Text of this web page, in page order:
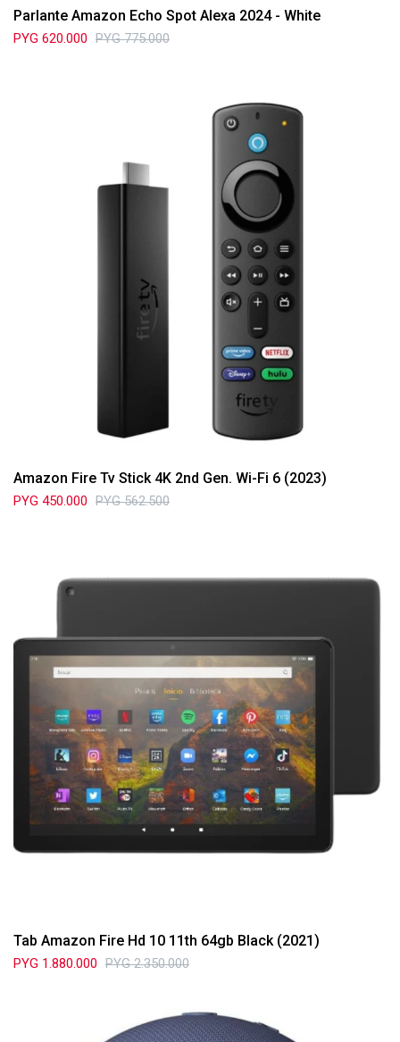
Parlante Amazon Echo Spot Alexa 2024 - White
PYG 620.000 PYG 775.000
Amazon Fire Tv Stick 4K 2nd Gen. Wi-Fi 6 (2023)
PYG 450.000 PYG 562.500
Tab Amazon Fire Hd 10 11th 64gb Black (2021)
PYG 1.880.000 PYG 2.350.000